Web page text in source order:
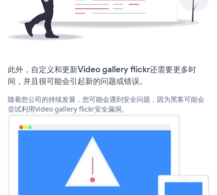
此外，自定义和更新Video gallery flickr还需要更多时
间，并且很可能会引起新的问题或错误。
随着您公司的持续发展，您可能会遇到安全问题，因为黑客可能会
尝试利用Video gallery flickr安全漏洞。